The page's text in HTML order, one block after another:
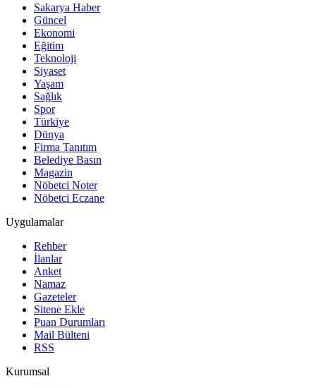
Sakarya Haber
Güncel
Ekonomi
Eğitim
Teknoloji
Siyaset
Yaşam
Sağlık
Spor
Türkiye
Dünya
Firma Tanıtım
Belediye Basın
Magazin
Nöbetci Noter
Nöbetci Eczane
Uygulamalar
Rehber
İlanlar
Anket
Namaz
Gazeteler
Sitene Ekle
Puan Durumları
Mail Bülteni
RSS
Kurumsal